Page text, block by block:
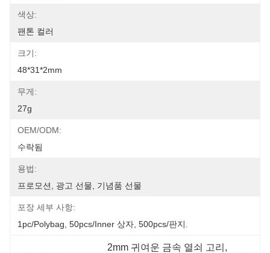
색상:
팬톤 컬러
크기:
48*31*2mm
무게:
27g
OEM/ODM:
수락됨
용법:
프로모션, 광고 선물, 기념품 선물
포장 세부 사항:
1pc/polybag, 50pcs/inner 상자, 500pcs/판지.
2mm 귀여운 금속 열쇠 고리 ,